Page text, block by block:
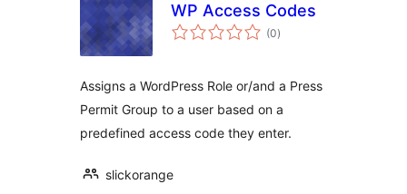
WP Access Codes
(0toplam
puan
)
Assigns a WordPress Role or/and a Press
Permit Group to a user based on a
predefined access code they enter.
slickorange